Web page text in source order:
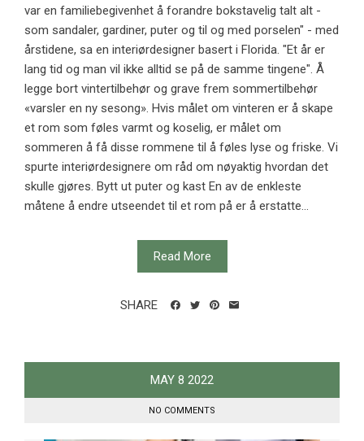
var en familiebegivenhet å forandre bokstavelig talt alt -
som sandaler, gardiner, puter og til og med porselen" - med
årstidene, sa en interiørdesigner basert i Florida. "Et år er
lang tid og man vil ikke alltid se på de samme tingene". Å
legge bort vintertilbehør og grave frem sommertilbehør
«varsler en ny sesong». Hvis målet om vinteren er å skape
et rom som føles varmt og koselig, er målet om
sommeren å få disse rommene til å føles lyse og friske. Vi
spurte interiørdesignere om råd om nøyaktig hvordan det
skulle gjøres. Bytt ut puter og kast En av de enkleste
måtene å endre utseendet til et rom på er å erstatte...
Read More
SHARE
MAY 8 2022
NO COMMENTS